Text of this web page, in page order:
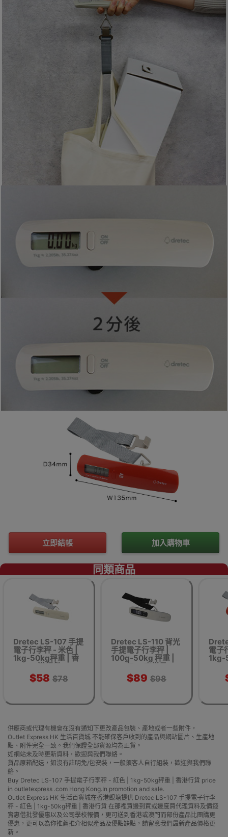
立即結帳 加入購物車
同類商品
Dretec LS-107 手提
電子行李秤 - 米色 |
1kg-50kg秤重 | 香
港行貨
$58 $78
Dretec LS-110 背光
手提電子行李秤 |
100g-50kg 秤重 |
每50克增量
$89 $98
電子
1kg-
供應商或代理有機會在沒有通知下更改產品包裝、產地或者一些附件，
Outlet Express HK 生活百貨城 不能確保客戶收到的產品與網站圖片、生產地
點、附件完全一致。我們保證全部貨源均為正貨。
如網站未及時更新資料，歡迎與我們聯絡。
貨品原箱配送，如沒有註明免/包安裝，一般須客人自行組裝，歡迎與我們聯
絡。
Buy Dretec LS-107 手提電子行李秤 - 紅色 | 1kg-50kg秤重 | 香港行貨 price
in outletexpress .com Hong Kong.In promotion and sale.
Outlet Express HK 生活百貨城在香港觀塘提供 Dretec LS-107 手提電子行李
秤 - 紅色 | 1kg-50kg秤重 | 香港行貨 在那裡買邊到買或邊度買代理資料及價錢
實惠借批發優惠以及公司學校報價，更可送到香港或澳門而部份產品比團購更
優惠，更可以為你推薦推介相似產品及優點缺點，請留意我們最新產品價格更
新。